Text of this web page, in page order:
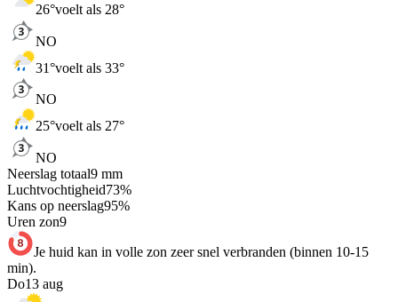
26°voelt als 28°
NO
31°voelt als 33°
NO
25°voelt als 27°
NO
Neerslag totaal9 mm
Luchtvochtigheid73%
Kans op neerslag95%
Uren zon9
Je huid kan in volle zon zeer snel verbranden (binnen 10-15
min).
Do13 aug